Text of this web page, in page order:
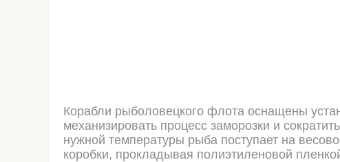
Корабли рыболовецкого флота оснащены
механизировать процесс заморозки и
нужной температуры рыба поступает на
коробки, прокладывая полиэтиленовой